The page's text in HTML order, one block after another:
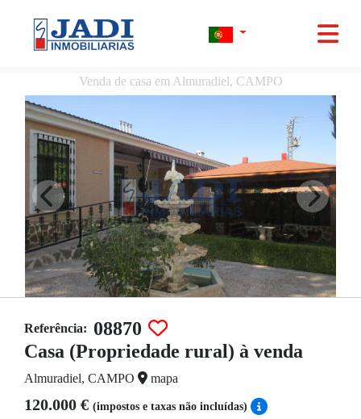
Venda de casa em Almuradiel, CAMPO
Referência: 08870
Casa (Propriedade rural) à venda
Almuradiel, CAMPO mapa
120.000 € (impostos e taxas não incluídas)